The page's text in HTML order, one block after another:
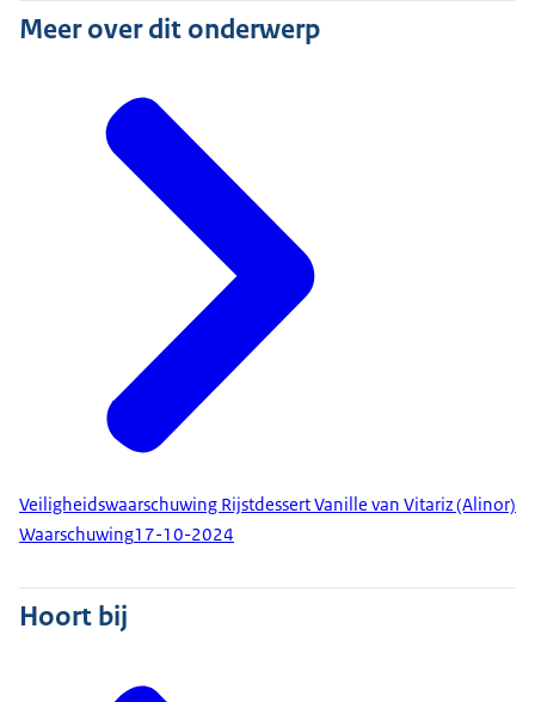
Meer over dit onderwerp
Veiligheidswaarschuwing Rijstdessert Vanille van Vitariz (Alinor)
Waarschuwing17-10-2024
Hoort bij